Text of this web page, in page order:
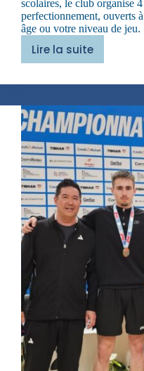
scolaires, le club organise
perfectionnement, ouverts
âge ou votre niveau de jeu.
Lire la suite
Stages